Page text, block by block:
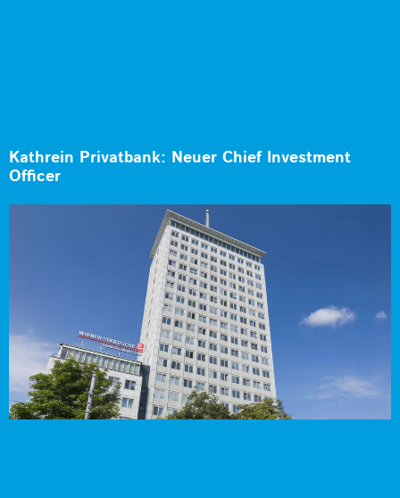
Kathrein Privatbank: Neuer Chief Investment
Officer